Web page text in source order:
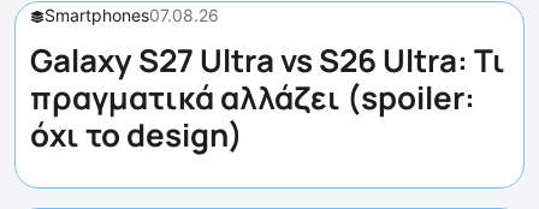
Smartphones07.08.26
Galaxy S27 Ultra vs S26 Ultra: Τι
πραγματικά αλλάζει (spoiler:
όχι το design)